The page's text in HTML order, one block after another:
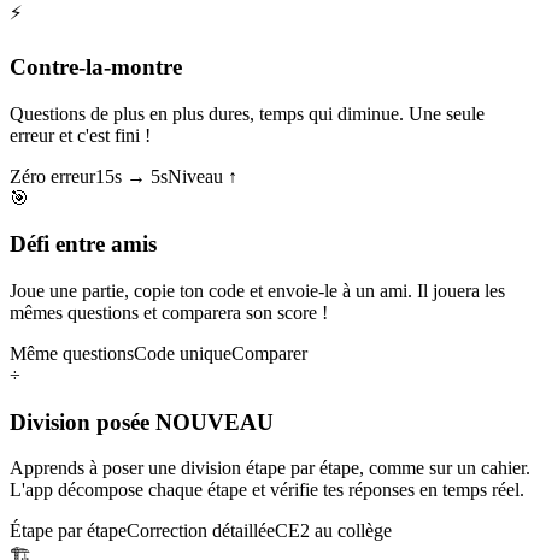
⚡
Contre-la-montre
Questions de plus en plus dures, temps qui diminue. Une seule
erreur et c'est fini !
Zéro erreur15s → 5sNiveau ↑
🎯
Défi entre amis
Joue une partie, copie ton code et envoie-le à un ami. Il jouera les
mêmes questions et comparera son score !
Même questionsCode uniqueComparer
÷
Division posée NOUVEAU
Apprends à poser une division étape par étape, comme sur un cahier.
L'app décompose chaque étape et vérifie tes réponses en temps réel.
Étape par étapeCorrection détailléeCE2 au collège